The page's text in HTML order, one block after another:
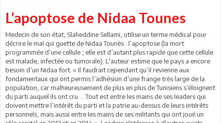
L’apoptose de Nidaa Tounes
Medecin de son état, Slaheddine Sellami, utilise un terme médical pour
décrire le mal qui guette de Nidaa Tounès : l’apoptose (la mort
programmée d’une cellule ; elle est d’autant plus rapide que cette cellule
est malade, infectée ou tumorale). L'auteur estime que le pays a encore
besoin d’un Nidaa fort. « Il faudrait cependant qu’il revienne aux
fondamentaux qui ont permis l’adhésion d’une frange très large de la
population, car malheureusement de plus en plus de Tunisiens s’éloignent
du parti auquel ils ont cru … Tout est entre les mains de ses leaders qui
doivent mettre l’intérêt du parti et la patrie au-dessus de leurs intérêts
personnels, mais aussi entre les mains de ses militants qui ont joué un